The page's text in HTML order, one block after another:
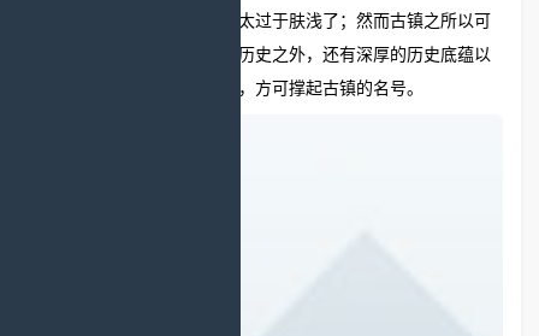
之为是古镇的话，那未免就太过于肤浅了；然而古镇之所以可
以称得上是古镇除了悠久的历史之外，还有深厚的历史底蕴以
及历史古遗址遗迹作为支撑，方可撑起古镇的名号。